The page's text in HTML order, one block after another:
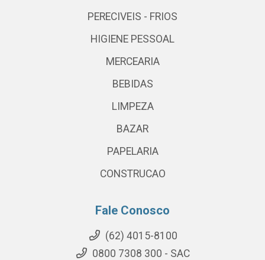
PERECIVEIS - FRIOS
HIGIENE PESSOAL
MERCEARIA
BEBIDAS
LIMPEZA
BAZAR
PAPELARIA
CONSTRUCAO
Fale Conosco
(62) 4015-8100
0800 7308 300 - SAC